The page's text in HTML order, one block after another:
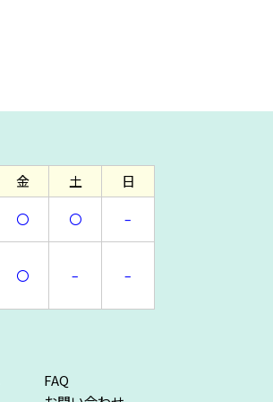
金 土
日
〇 〇 –
〇 – –
FAQ